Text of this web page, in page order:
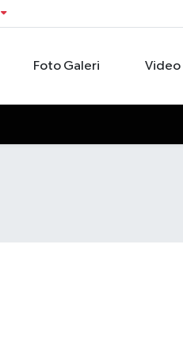
Foto Galeri Video